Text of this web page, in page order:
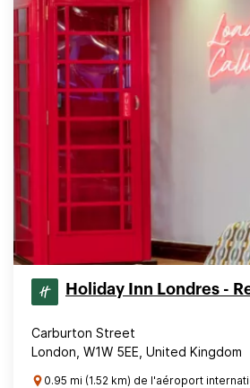
Holiday Inn Londres -
Carburton Street
London, W1W 5EE, United Kingdom
0.95 mi (1.52 km) de l'aéroport